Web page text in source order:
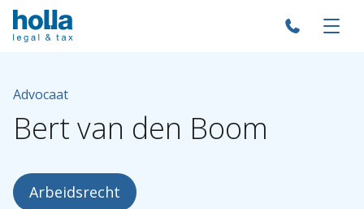
Advocaat
Bert van den Boom
Arbeidsrecht